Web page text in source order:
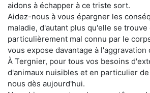
aidons à échapper à ce triste sort.
Aidez-nous à vous épargner les
maladie, d'autant plus qu'elle se trouve
particulièrement mal connu par le
vous expose davantage à l'aggravation
À Tergnier, pour tous vos besoins
d'animaux nuisibles et en particulier
nous dès aujourd'hui.